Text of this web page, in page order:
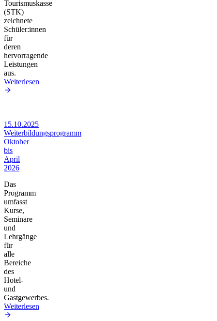
Tourismuskasse
(STK)
zeichnete
Schüler:innen
für
deren
hervorragende
Leistungen
aus.
Weiterlesen
15.10.2025
Weiterbildungsprogramm
Oktober
bis
April
2026
Das
Programm
umfasst
Kurse,
Seminare
und
Lehrgänge
für
alle
Bereiche
des
Hotel-
und
Gastgewerbes.
Weiterlesen